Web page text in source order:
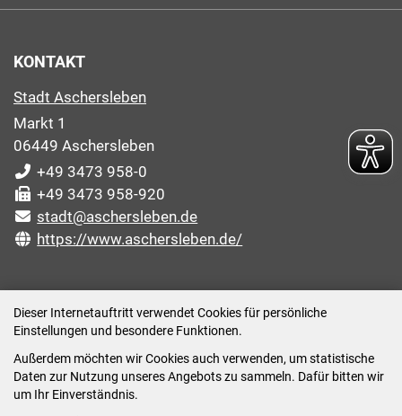
Dieser Internetauftritt verwendet Cookies für persönliche
Einstellungen und besondere Funktionen.
Außerdem möchten wir Cookies auch verwenden, um statistische
Daten zur Nutzung unseres Angebots zu sammeln. Dafür bitten wir
um Ihr Einverständnis.
KONTAKT
Stadt Aschersleben
Markt 1
06449 Aschersleben
+49 3473 958-0
+49 3473 958-920
stadt@aschersleben.de
https://www.aschersleben.de/
Montag: 09:00-12:00 /14:00-15:00 Uhr
Dienstag: 09:00-12:00 /14:00-16:00 Uhr
Mittwoch: 09:00 - 12:00 Uhr (nach vorheriger